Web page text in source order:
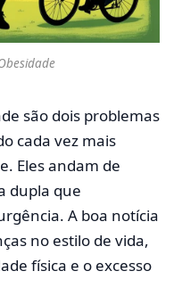
são dois problemas
cada vez mais
Eles andam de
dupla que
A boa notícia
no estilo de vida,
física e o excesso